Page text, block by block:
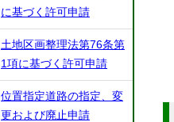
に基づく許可申請
土地区画整理法第76条第
1項に基づく許可申請
位置指定道路の指定、変
更および廃止申請